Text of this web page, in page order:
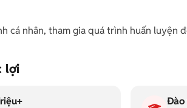
cá nhân, tham gia quá trình huấn luyện
lợi
Đào